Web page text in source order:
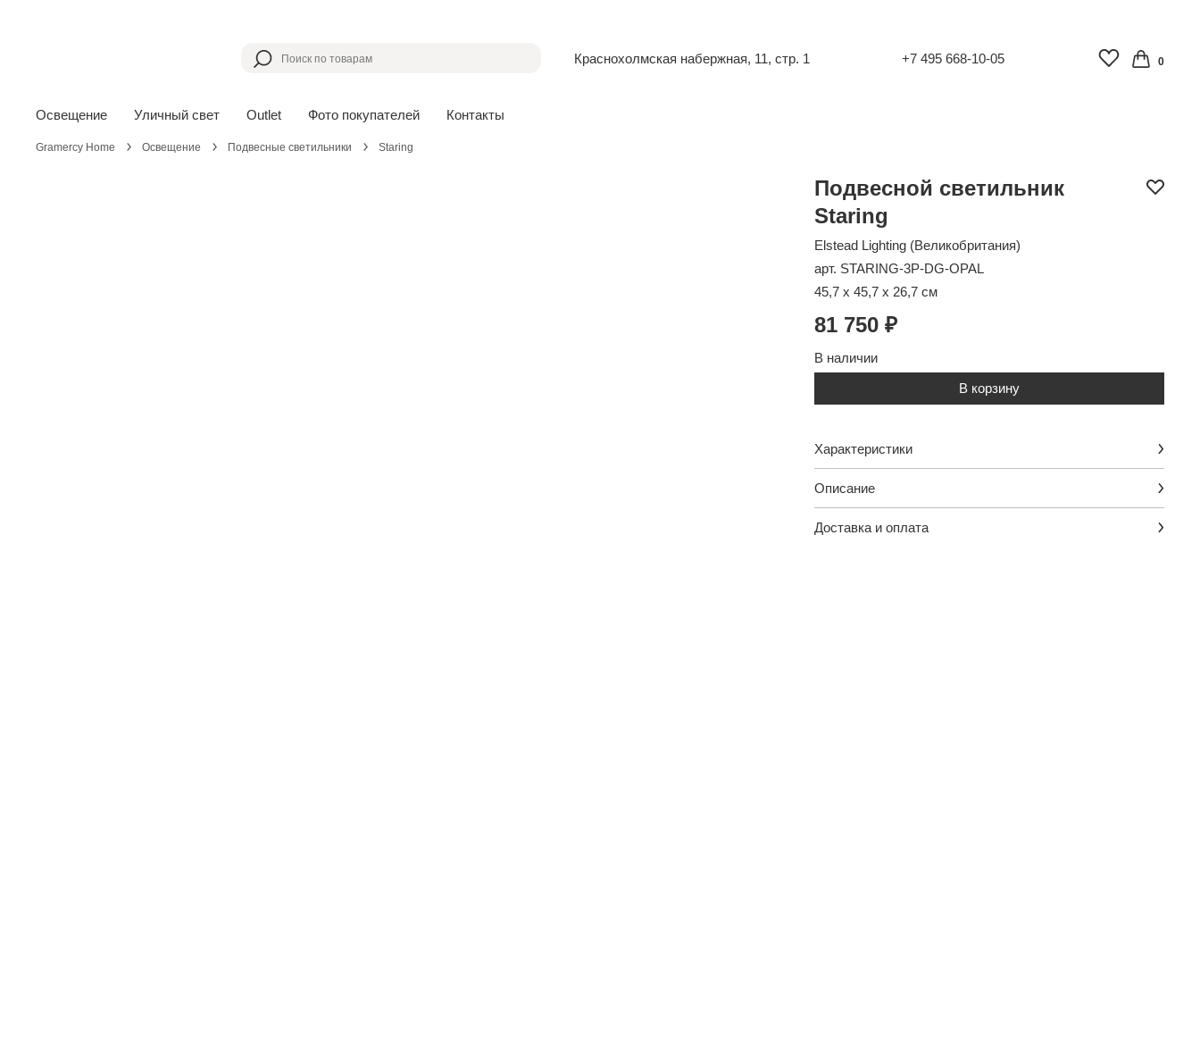
Краснохолмская набержная, 11, стр. 1 +7 495 668-10-05 0
Освещение Уличный свет Outlet Фото покупателей Контакты
Gramercy Home Освещение Подвесные светильники Staring
Подвесной светильник
Staring
Elstead Lighting (Великобритания)
арт. STARING-3P-DG-OPAL
45,7 x 45,7 x 26,7 см
81 750 ₽
В наличии
В корзину
Характеристики
Описание
Доставка и оплата